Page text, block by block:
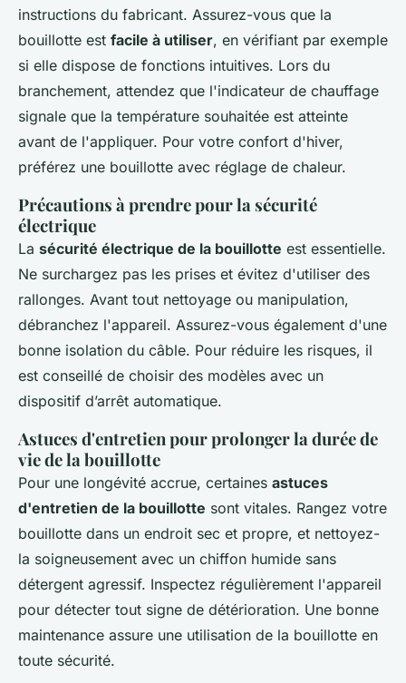
instructions du fabricant. Assurez-vous que la
bouillotte est facile à utiliser, en vérifiant par exemple
si elle dispose de fonctions intuitives. Lors du
branchement, attendez que l'indicateur de chauffage
signale que la température souhaitée est atteinte
avant de l'appliquer. Pour votre confort d'hiver,
préférez une bouillotte avec réglage de chaleur.
Précautions à prendre pour la sécurité
électrique
La sécurité électrique de la bouillotte est essentielle.
Ne surchargez pas les prises et évitez d'utiliser des
rallonges. Avant tout nettoyage ou manipulation,
débranchez l'appareil. Assurez-vous également d'une
bonne isolation du câble. Pour réduire les risques, il
est conseillé de choisir des modèles avec un
dispositif d’arrêt automatique.
Astuces d'entretien pour prolonger la durée de
vie de la bouillotte
Pour une longévité accrue, certaines astuces
d'entretien de la bouillotte sont vitales. Rangez votre
bouillotte dans un endroit sec et propre, et nettoyez-
la soigneusement avec un chiffon humide sans
détergent agressif. Inspectez régulièrement l'appareil
pour détecter tout signe de détérioration. Une bonne
maintenance assure une utilisation de la bouillotte en
toute sécurité.